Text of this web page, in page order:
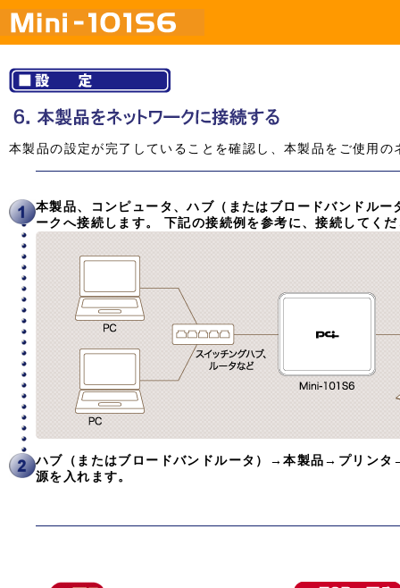
本製品の設定が完了していることを確認し、本製品をご使用
本製品、コンピュータ、ハブ（またはブロードバンドル
ークへ接続します。 下記の接続例を参考に、接続してく
ハブ（またはブロードバンドルータ）→本製品→プリンタ
源を入れます。